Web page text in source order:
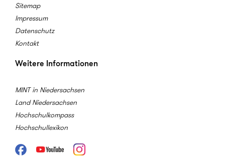
Sitemap
Impressum
Datenschutz
Kontakt
Weitere Informationen
MINT in Niedersachsen
Land Niedersachsen
Hochschulkompass
Hochschullexikon
FacebookYoutube Instagram